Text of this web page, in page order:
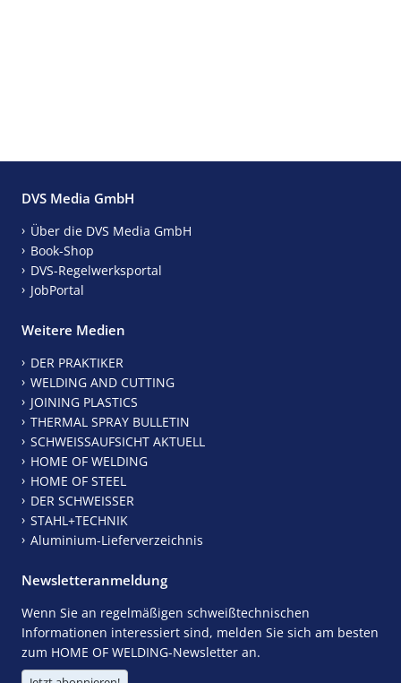
DVS Media GmbH
Über die DVS Media GmbH
Book-Shop
DVS-Regelwerksportal
JobPortal
Weitere Medien
DER PRAKTIKER
WELDING AND CUTTING
JOINING PLASTICS
THERMAL SPRAY BULLETIN
SCHWEISSAUFSICHT AKTUELL
HOME OF WELDING
HOME OF STEEL
DER SCHWEISSER
STAHL+TECHNIK
Aluminium-Lieferverzeichnis
Newsletteranmeldung
Wenn Sie an regelmäßigen schweißtechnischen
Informationen interessiert sind, melden Sie sich am besten
zum HOME OF WELDING-Newsletter an.